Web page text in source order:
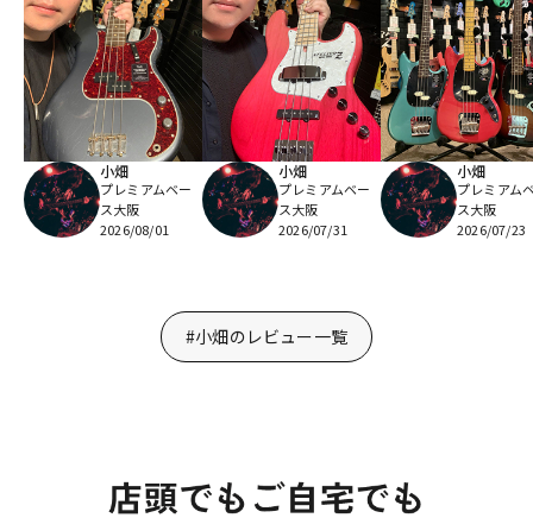
小畑
プレミアムベー
ス大阪
2026/08/01
小畑
プレミアムベー
ス大阪
2026/07/31
小畑
プレミアム
ス大阪
2026/07/23
#小畑のレビュー一覧